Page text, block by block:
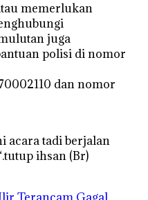
memerlukan
juga
polisi di nomor
dan nomor
acara tadi berjalan
ihsan (Br)